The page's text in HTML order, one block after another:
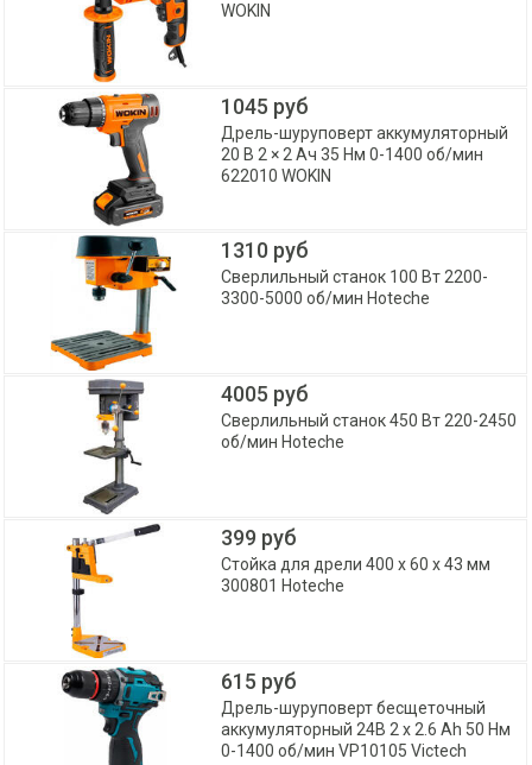
WOKIN
1045 руб
Дрель-шуруповерт аккумуляторный
20 В 2 × 2 Aч 35 Нм 0-1400 об/мин
622010 WOKIN
1310 руб
Сверлильный станок 100 Вт 2200-
3300-5000 об/мин Hoteche
4005 руб
Сверлильный станок 450 Вт 220-2450
об/мин Hoteche
399 руб
Стойка для дрели 400 х 60 х 43 мм
300801 Hoteche
615 руб
Дрель-шуруповерт бесщеточный
аккумуляторный 24В 2 x 2.6 Ah 50 Нм
0-1400 об/мин VP10105 Victech